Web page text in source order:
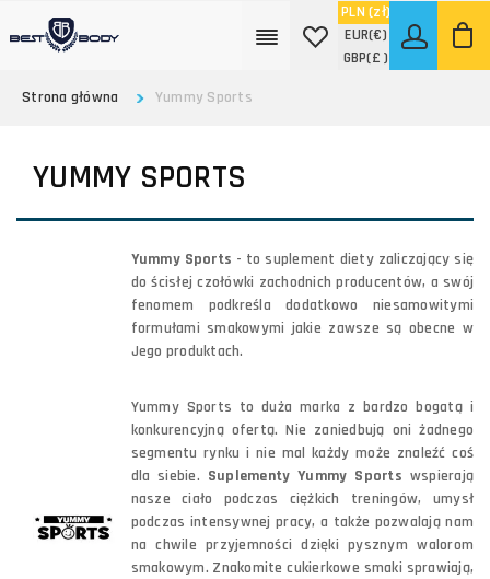
PLN (zł)
EUR(€)
GBP(£ )
Strona główna
Yummy Sports
YUMMY SPORTS
Yummy Sports - to suplement diety zaliczający się
do ścisłej czołówki zachodnich producentów, a swój
fenomem podkreśla dodatkowo niesamowitymi
formułami smakowymi jakie zawsze są obecne w
Jego produktach.
Yummy Sports to duża marka z bardzo bogatą i
konkurencyjną ofertą. Nie zaniedbują oni żadnego
segmentu rynku i nie mal każdy może znaleźć coś
dla siebie. Suplementy Yummy Sports wspierają
nasze ciało podczas ciężkich treningów, umysł
podczas intensywnej pracy, a także pozwalają nam
na chwile przyjemności dzięki pysznym walorom
smakowym. Znakomite cukierkowe smaki sprawiają,